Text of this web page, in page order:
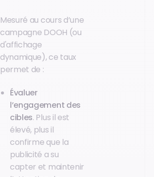
Mesuré au cours d’une
campagne DOOH (ou
d'affichage
dynamique), ce taux
permet de :
Évaluer
l’engagement des
cibles. Plus il est
élevé, plus il
confirme que la
publicité a su
capter et maintenir